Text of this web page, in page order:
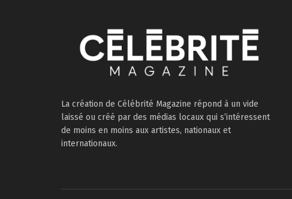
La création de Célébrité Magazine répond à un vide
laissé ou créé par des médias locaux qui s’intéressent
de moins en moins aux artistes, nationaux et
internationaux.